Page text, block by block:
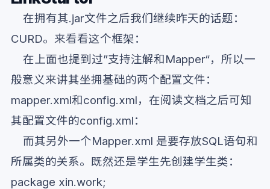
在拥有其.jar文件之后我们继续昨天的话题：
CURD。来看看这个框架：
在上面也提到过”支持注解和Mapper“，所以一
般意义来讲其坐拥基础的两个配置文件：
mapper.xml和config.xml，在阅读文档之后可知
其配置文件的config.xml：
而其另外一个Mapper.xml 是要存放SQL语句和
所属类的关系。既然还是学生先创建学生类：
package xin.work;